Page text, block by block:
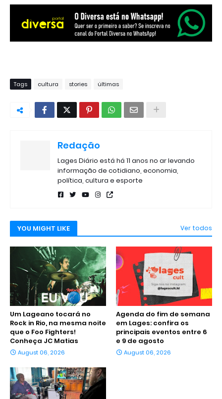
Tags cultura stories últimas
Redação
Lages Diário está há 11 anos no ar levando
informação de cotidiano, economia,
política, cultura e esporte
YOU MIGHT LIKE Ver todos
Um Lageano tocará no
Rock in Rio, na mesma noite
que o Foo Fighters!
Conheça JC Matias
August 06, 2026
Agenda do fim de semana
em Lages: confira os
principais eventos entre 6
e 9 de agosto
August 06, 2026